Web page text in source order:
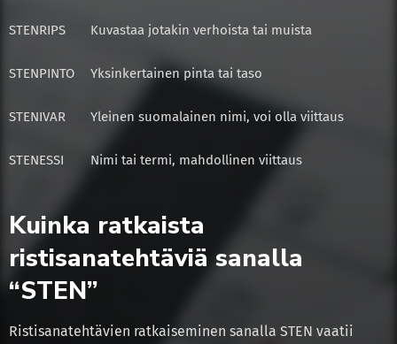
STENRIPS Kuvastaa jotakin verhoista tai muista
STENPINTO Yksinkertainen pinta tai taso
STENIVAR Yleinen suomalainen nimi, voi olla viittaus
STENESSI Nimi tai termi, mahdollinen viittaus
Kuinka ratkaista
ristisanatehtäviä sanalla
“STEN”
Ristisanatehtävien ratkaiseminen sanalla STEN vaatii